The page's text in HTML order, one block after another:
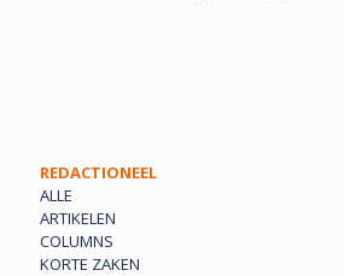
REDACTIONEEL
ALLE
ARTIKELEN
COLUMNS
KORTE ZAKEN